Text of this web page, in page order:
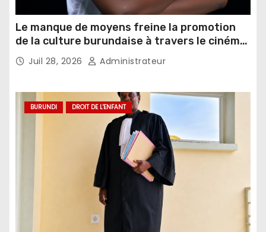
Le manque de moyens freine la promotion
de la culture burundaise à travers le cinéma,
selon un réalisateur
Juil 28, 2026 Administrateur
BURUNDI DROIT DE L'ENFANT